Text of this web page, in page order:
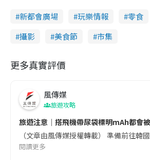
新都會廣場 玩樂情報 零食
攝影
美食節 市集
更多真實評價
風傳媒
旅遊攻略
旅遊注意｜搭飛機帶尿袋標明mAh都會
（文章由風傳媒授權轉載） 準備前往
閱讀更多